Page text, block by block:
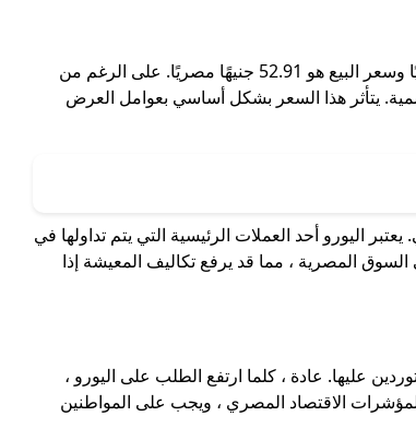
اليوم ، يشهد سعر اليورو ضد الجنيه المصري في السوق السوداء بعض التغييرات البسيطة ، حيث سجل سعر الشراء 51.87 جنيهًا مصريًا وسعر البيع هو 52.91 جنيهًا مصريًا. على الرغم من
يتأثر هذا السعر بشكل أساسي بعوامل العرض
اليورو أحد العملات الرئيسية التي يتم تداولها في
المصرية ، مما قد يرفع تكاليف المعيشة إذا
عليها. عادة ، كلما ارتفع الطلب على اليورو ،
الاقتصاد المصري ، ويجب على المواطنين